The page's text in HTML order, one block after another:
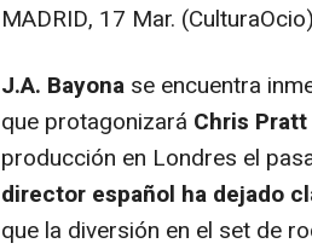
MADRID, 17 Mar.
J.A. Bayona se encuentra
que protagonizará Chris Pratt
producción en Londres el
director español ha dejado
que la diversión en el set de